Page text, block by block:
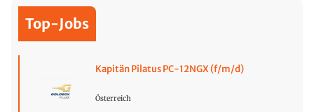
Top-Jobs
Kapitän Pilatus PC-12NGX (f/m/d)
Österreich